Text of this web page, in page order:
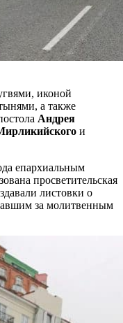
иконой
а также
Андрея
и
епархиальным
просветительская
листовки о
за молитвенным